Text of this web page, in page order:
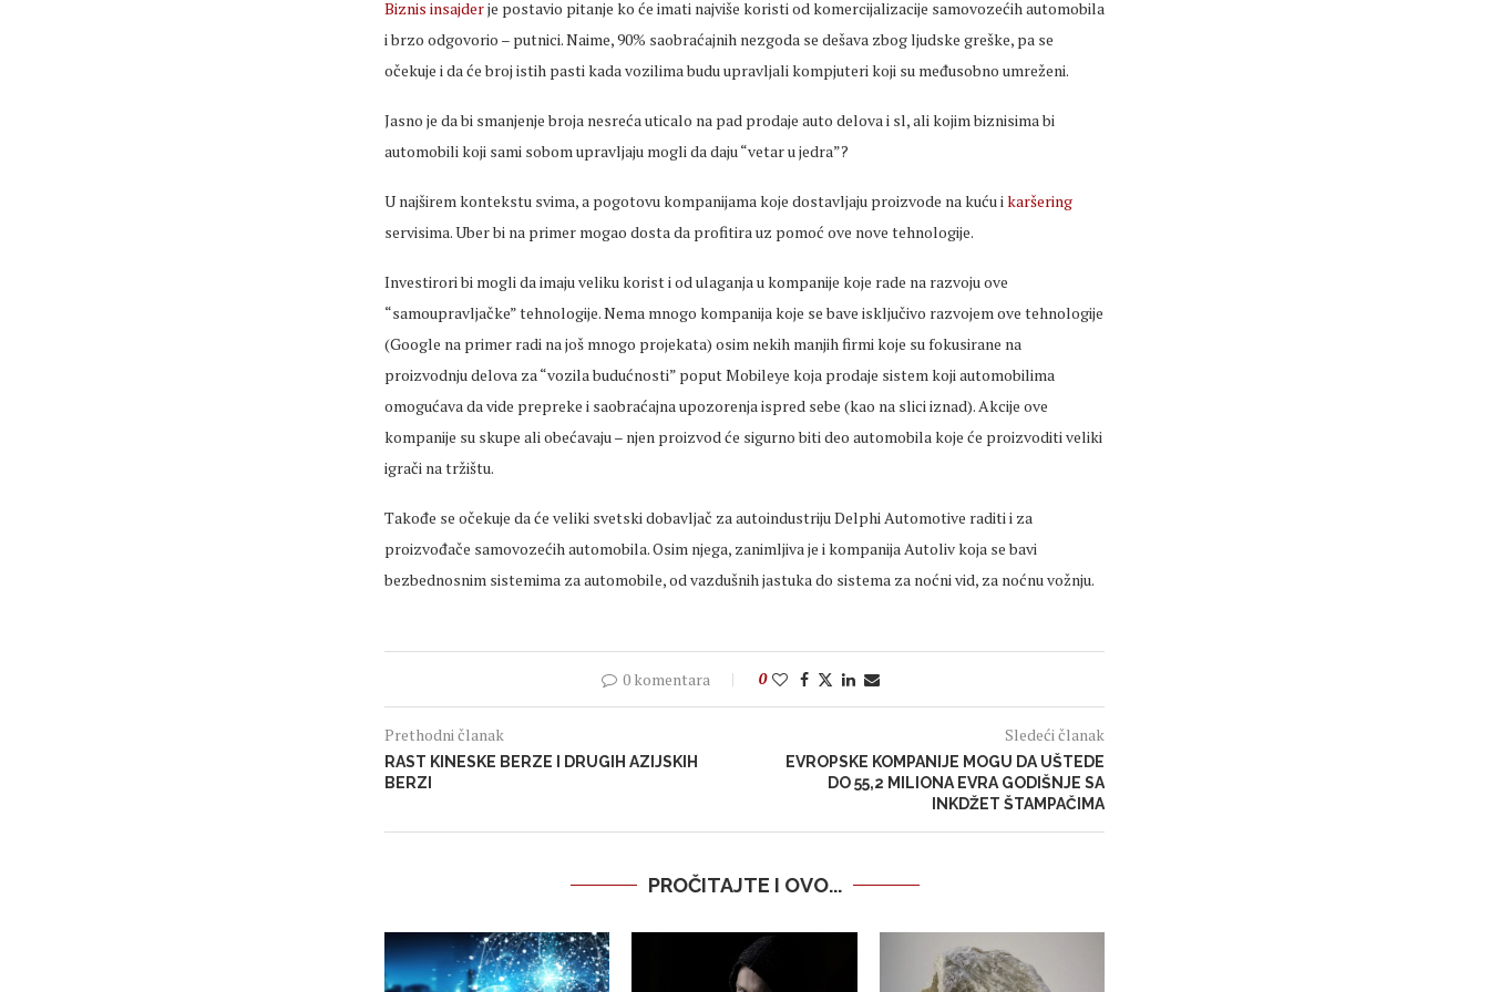
Biznis insajderje postavio pitanje ko će imati najviše koristi od komercijalizacije samovozećih automobila
i brzo odgovorio – putnici. Naime, 90% saobraćajnih nezgoda se dešava zbog ljudske greške, pa se
očekuje i da će broj istih pasti kada vozilima budu upravljali kompjuteri koji su međusobno umreženi.
Jasno je da bi smanjenje broja nesreća uticalo na pad prodaje auto delova i sl, ali kojim biznisima bi
automobili koji sami sobom upravljaju mogli da daju “vetar u jedra”?
U najširem kontekstu svima, a pogotovu kompanijama koje dostavljaju proizvode na kuću ikaršering
servisima. Uber bi na primer mogao dosta da profitira uz pomoć ove nove tehnologije.
Investirori bi mogli da imaju veliku korist i od ulaganja u kompanije koje rade na razvoju ove
“samoupravljačke” tehnologije. Nema mnogo kompanija koje se bave isključivo razvojem ove tehnologije
(Google na primer radi na još mnogo projekata) osim nekih manjih firmi koje su fokusirane na
proizvodnju delova za “vozila budućnosti” poput Mobileye koja prodaje sistem koji automobilima
omogućava da vide prepreke i saobraćajna upozorenja ispred sebe (kao na slici iznad). Akcije ove
kompanije su skupe ali obećavaju – njen proizvod će sigurno biti deo automobila koje će proizvoditi veliki
igrači na tržištu.
Takođe se očekuje da će veliki svetski dobavljač za autoindustriju Delphi Automotive raditi i za
proizvođače samovozećih automobila. Osim njega, zanimljiva je i kompanija Autoliv koja se bavi
bezbednosnim sistemima za automobile, od vazdušnih jastuka do sistema za noćni vid, za noćnu vožnju.
0 komentara 0
Prethodni članak
RAST KINESKE BERZE I DRUGIH AZIJSKIH
BERZI
Sledeći članak
EVROPSKE KOMPANIJE MOGU DA UŠTEDE
DO 55,2 MILIONA EVRA GODIŠNJE SA
INKDŽET ŠTAMPAČIMA
PROČITAJTE I OVO...